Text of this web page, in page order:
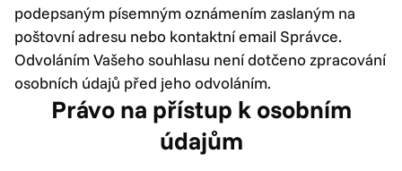
podepsaným písemným oznámením zaslaným na
poštovní adresu nebo kontaktní email Správce.
Odvoláním Vašeho souhlasu není dotčeno zpracování
osobních údajů před jeho odvoláním.
Právo na přístup k osobním
údajům